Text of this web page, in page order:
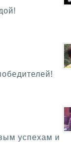
успехам и